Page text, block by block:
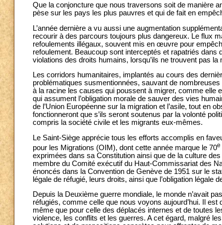
Que la conjoncture que nous traversons soit de manière
pèse sur les pays les plus pauvres et qui de fait en
L’année dernière a vu aussi une augmentation
recourir à des parcours toujours plus dangereux. Le flux
refoulements illégaux, souvent mis en œuvre pour
refoulement. Beaucoup sont interceptés et rapatriés
violations des droits humains, lorsqu’ils ne trouvent pas
Les corridors humanitaires, implantés au cours des
problématiques susmentionnées, sauvant de
à la racine les causes qui poussent à migrer, comme elle
qui assument l’obligation morale de sauver des vies
de l’Union Européenne sur la migration et l’asile, tout en
fonctionneront que s’ils seront soutenus par la volonté
compris la société civile et les migrants eux-mêmes.
Le Saint-Siège apprécie tous les efforts accomplis en
pour les Migrations (OIM), dont cette année marque le 70e
exprimées dans sa Constitution ainsi que de la culture
membre du Comité exécutif du Haut-Commissariat des
énoncés dans la Convention de Genève de 1951 sur le
légale de réfugié, leurs droits, ainsi que l’obligation légale
Depuis la Deuxième guerre mondiale, le monde n’avait
réfugiés, comme celle que nous voyons aujourd’hui. Il
même que pour celle des déplacés internes et de toutes
violence, les conflits et les guerres. A cet égard, malgré